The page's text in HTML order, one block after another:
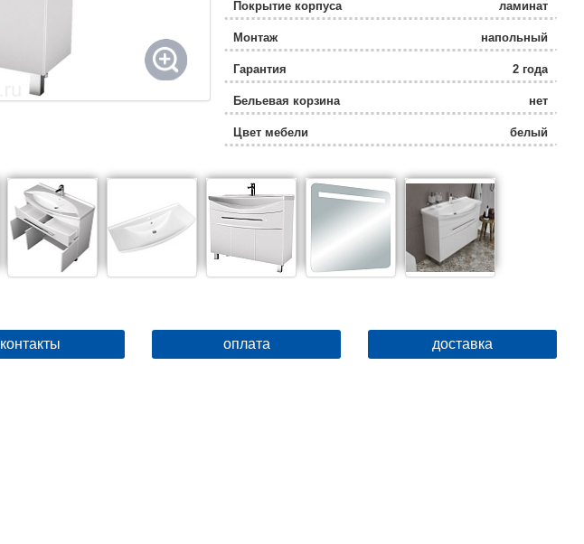
Покрытие корпуса ламинат
Монтаж напольный
Гарантия 2 года
Бельевая корзина нет
Цвет мебели белый
контакты оплата доставка